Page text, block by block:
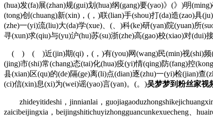
(hua)发(fa)展(zhan)规(gui)划(hua)纲(gang)要(yao)》(》)明
(tong)创(chuang)新(xin)，(，)联(lian)手(shou)打(da)造(zao)具
(zhe)一(yi)流(liu)大(da)学(xue)、(、)科(ke)研(yan)院(yuan)所
寻(xun)求(qiu)与(yu)沪(hu)苏(su)浙(zhe)高(gao)校(xiao)对
( ) ( )近(jin)期(qi)，(，)有(you)网(wang)民(min)视(shi)频
(jing)市(shi)常(chang)态(tai)化(hua)疫(yi)情(qing)防(fang)控
县(xian)区(qu)的(de)隔(ge)离(li)点(dian)逐(zhu)一(yi)检(jian)查
(ci)信(xin)息(xi)为(wei)谣(yao)言(yan)。(。)吴梦梦到粉丝家视
zhideyitideshi，jinnianlai，
zaicibeijingxia，beijingshitichuyizhongguancunkexuecheng、